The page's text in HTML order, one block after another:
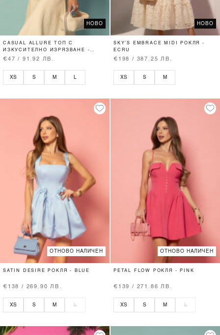
НОВО
CASUAL ALLURE ТОП С
ИЗКУСИТЕЛНО ИЗРЯЗВАНЕ -
SOFT BEIGE
€47 / 91.92 ЛВ.
XS S M
НОВО
SKY’S EMBRACE MIDI РОКЛЯ -
ECRU
€198 / 387.25 ЛВ.
XS S M
ОТНОВО НАЛИЧЕН
SATIN DESIRE РОКЛЯ - BLUE
€138 / 269.90 ЛВ.
XS S M L
ОТНОВО НАЛИЧЕН
PETAL FLOW РОКЛЯ - PINK
€139 / 271.86 ЛВ.
XS S M L